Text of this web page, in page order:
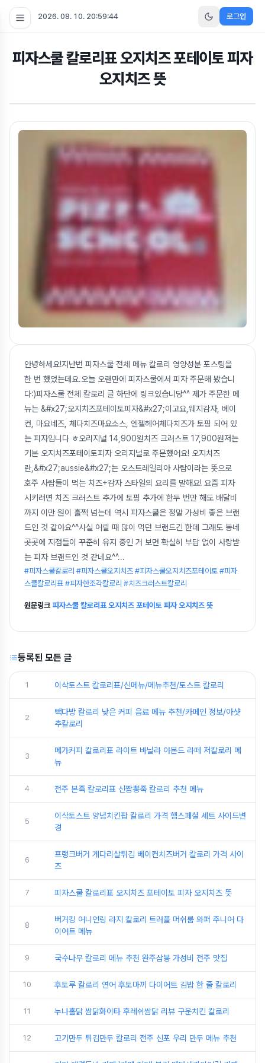
2026. 08. 10. 20:59:44 로그인
피자스쿨 칼로리표 오지치즈 포테이토 피자
오지치즈 뜻
안녕하세요!지난번 피자스쿨 전체 메뉴 칼로리 영양성분 포스팅을
한 번 했었는데요.오늘 오랜만에 피자스쿨에서 피자 주문해 봤습니
다:)피자스쿨 전체 칼로리 글 하단에 링크있습니당^^ 제가 주문한 메
뉴는 &#x27;오지치즈포테이토피자&#x27;이고요,웨지감자, 베이
컨, 마요네즈, 체다치즈마요소스, 엔젤헤어체다치즈가 토핑 되어 있
는 피자입니다 ㅎ오리지널 14,900원치즈 크러스트 17,900원저는
기본 오지치즈포테이토피자 오리지널로 주문했어요! 오지치즈
란,&#x27;aussie&#x27;는 오스트레일리아 사람이라는 뜻으로
호주 사람들이 먹는 치즈+감자 스타일의 요리를 말해요! 요즘 피자
시키려면 치즈 크러스트 추가에 토핑 추가에 한두 번만 해도 배달비
까지 이만 원이 훌쩍 넘는데 역시 피자스쿨은 정말 가성비 좋은 브랜
드인 것 같아요^^사실 어릴 때 많이 먹던 브랜드긴 한데 그래도 동네
곳곳에 지점들이 꾸준히 유지 중인 거 보면 확실히 부담 없이 사랑받
는 피자 브랜드인 것 같네요^^...
#피자스쿨칼로리 #피자스쿨오지치즈 #피자스쿨오지치즈포테이토 #피자
스쿨칼로리표 #피자한조각칼로리 #치즈크러스트칼로리
원문링크 피자스쿨 칼로리표 오지치즈 포테이토 피자 오지치즈 뜻
등록된 모든 글
1 이삭토스트 칼로리표/신메뉴/메뉴추천/토스트 칼로리
2
빽다방 칼로리 낮은 커피 음료 메뉴 추천/카페인 정보/아샷
추칼로리
3
메가커피 칼로리표 라이트 바닐라 아몬드 라떼 저칼로리 메
뉴
4 전주 본죽 칼로리표 신짬뽕죽 칼로리 추천 메뉴
5
이삭토스트 양념치킨팝 칼로리 가격 햄스페셜 세트 사이드변
경
6
프랭크버거 게다리살튀김 베이컨치즈버거 칼로리 가격 사이
즈
7 피자스쿨 칼로리표 오지치즈 포테이토 피자 오지치즈 뜻
8
버거킹 어니언링 라지 칼로리 트러플 머쉬룸 와퍼 주니어 다
이어트 메뉴
9 국수나무 칼로리 메뉴 추천 완주삼봉 가성비 전주 맛집
10 후토루 칼로리 연어 후토마끼 다이어트 김밥 한 줄 칼로리
11 누나홀닭 쌈닭화이타 후레쉬쌈닭 리뷰 구운치킨 칼로리
12 고기만두 튀김만두 칼로리 전주 신포 우리 만두 메뉴 추천